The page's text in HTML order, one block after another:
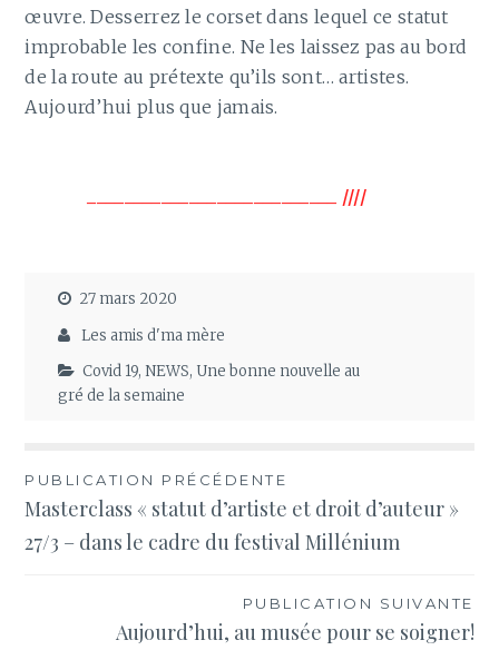
œuvre. Desserrez le corset dans lequel ce statut
improbable les confine. Ne les laissez pas au bord
de la route au prétexte qu’ils sont… artistes.
Aujourd’hui plus que jamais.
___________________________ ////
27 mars 2020
Les amis d'ma mère
Covid 19,NEWS, Une bonne nouvelle au
gré de la semaine
Navigation
de
l’article
PUBLICATION PRÉCÉDENTE
Masterclass « statut d’artiste et droit d’auteur »
27/3 – dans le cadre du festival Millénium
PUBLICATION SUIVANTE
Aujourd’hui, au musée pour se soigner!